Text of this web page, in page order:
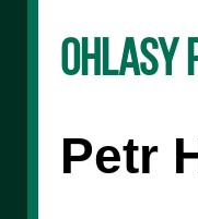
Ohlasy
Petr